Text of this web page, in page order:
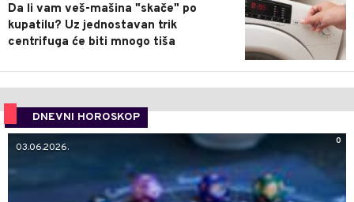
Da li vam veš-mašina "skače" po
kupatilu? Uz jednostavan trik
centrifuga će biti mnogo tiša
DNEVNI HOROSKOP
0
03.06.2026.